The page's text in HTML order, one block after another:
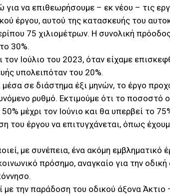
για να επιθεωρήσουμε – εκ νέου – τις
έργου, αυτού της κατασκευής του
75 χιλιομέτρων. Η συνολική
30%.
τον Ιούλιο του 2023, όταν είχαμε
υπολειπόταν του 20%.
μέσα σε διάστημα έξι μηνών, το έργο
ρυθμό. Εκτιμούμε ότι το ποσοστό
μέχρι τον Ιούνιο και θα υπερβεί το
του έργου να επιτυγχάνεται, όπως
με συνέπεια, ένα ακόμη εμβληματικό
πρόσημο, αναγκαίο για την
με την παράδοση του οδικού άξονα Άκτιο